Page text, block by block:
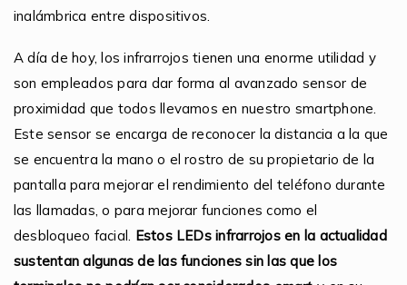
inalámbrica entre dispositivos.
A día de hoy, los infrarrojos tienen una enorme utilidad y
son empleados para dar forma al avanzado sensor de
proximidad que todos llevamos en nuestro smartphone.
Este sensor se encarga de reconocer la distancia a la que
se encuentra la mano o el rostro de su propietario de la
pantalla para mejorar el rendimiento del teléfono durante
las llamadas, o para mejorar funciones como el
desbloqueo facial. Estos LEDs infrarrojos en la actualidad
sustentan algunas de las funciones sin las que los